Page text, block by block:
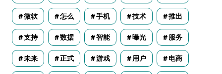
微软 怎么 手机 技术 推出
支持 数据 智能 曝光 服务
未来 正式 游戏 用户 电商